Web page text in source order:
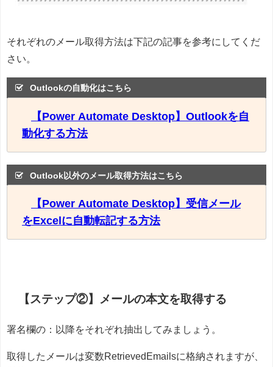
それぞれのメール取得方法は下記の記事を参考にしてくだ
さい。
Outlookの自動化はこちら
【Power Automate Desktop】Outlookを自
動化する方法
Outlook以外のメール取得方法はこちら
【Power Automate Desktop】受信メール
をExcelに自動転記する方法
【ステップ②】メールの本文を取得する
署名欄の：以降をそれぞれ抽出してみましょう。
取得したメールは変数RetrievedEmailsに格納されますが、